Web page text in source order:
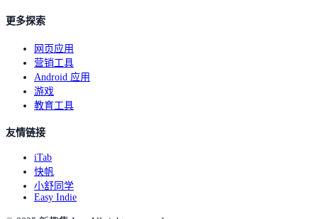
更多探索
网页应用
营销工具
Android 应用
游戏
教育工具
友情链接
iTab
快帆
小舒同学
Easy Indie